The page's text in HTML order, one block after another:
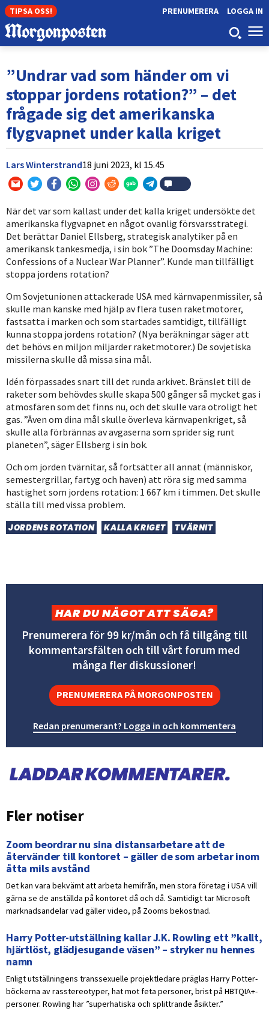
TIPSA OSS! LOGGA IN
PRENUMERERA
”Undrar vad som händer om vi
stoppar jordens rotation?” – det
frågade sig det amerikanska
flygvapnet under kalla kriget
Lars Winterstrand18 juni 2023, kl 15.45
När det var som kallast under det kalla kriget undersökte det
amerikanska flygvapnet en något ovanlig försvarsstrategi.
Det berättar Daniel Ellsberg, strategisk analytiker på en
amerikansk tankesmedja, i sin bok ”The Doomsday Machine:
Confessions of a Nuclear War Planner”. Kunde man tillfälligt
stoppa jordens rotation?
Om Sovjetunionen attackerade USA med kärnvapenmissiler, så
skulle man kanske med hjälp av flera tusen raketmotorer,
fastsatta i marken och som startades samtidigt, tillfälligt
kunna stoppa jordens rotation? (Nya beräkningar säger att
det behövs en miljon miljarder raketmotorer.) De sovjetiska
missilerna skulle då missa sina mål.
Idén förpassades snart till det runda arkivet. Bränslet till de
raketer som behövdes skulle skapa 500 gånger så mycket gas i
atmosfären som det finns nu, och det skulle vara otroligt het
gas. ”Även om dina mål skulle överleva kärnvapenkriget, så
skulle alla förbrännas av avgaserna som sprider sig runt
planeten”, säger Ellsberg i sin bok.
Och om jorden tvärnitar, så fortsätter all annat (människor,
semestergrillar, fartyg och haven) att röra sig med samma
hastighet som jordens rotation: 1 667 km i timmen. Det skulle
ställa till med vissa problem.
JORDENS ROTATION KALLA KRIGET TVÄRNIT
HAR DU NÅGOT ATT SÄGA?
Prenumerera för 99 kr/mån och få tillgång till
kommentarsfälten och till vårt forum med
många fler diskussioner!
PRENUMERERA PÅ MORGONPOSTEN
Redan prenumerant? Logga in och kommentera
Fler notiser
Zoom beordrar nu sina distansarbetare att de
återvänder till kontoret – gäller de som arbetar inom
åtta mils avstånd
Det kan vara bekvämt att arbeta hemifrån, men stora företag i USA vill
gärna se de anställda på kontoret då och då. Samtidigt tar Microsoft
marknadsandelar vad gäller video, på Zooms bekostnad.
Harry Potter-utställning kallar J.K. Rowling ett ”kallt,
hjärtlöst, glädjesugande väsen” – stryker nu hennes
namn
Enligt utställningens transsexuelle projektledare präglas Harry Potter-
böckerna av rasstereotyper, hat mot feta personer, brist på HBTQIA+-
personer. Rowling har ”superhatiska och splittrande åsikter.”